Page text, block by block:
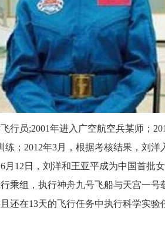
行员;2001年进入广空航空兵某师；
；2012年3月，根据考核结果，刘
12日，刘洋和王亚平成为中国首批
乘组，执行神舟九号飞船与天宫一
还在13天的飞行任务中执行科学实验